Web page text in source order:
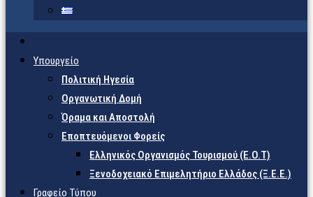
Υπουργείο
Πολιτική Ηγεσία
Οργανωτική Δομή
Όραμα και Αποστολή
Εποπτευόμενοι Φορείς
Eλληνικός Οργανισμός Τουρισμού (Ε.Ο.Τ)
Ξενοδοχειακό Επιμελητήριο Ελλάδος (Ξ.Ε.Ε.)
Γραφείο Τύπου